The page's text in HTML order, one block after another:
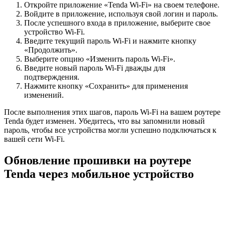
Откройте приложение «Tenda Wi-Fi» на своем телефоне.
Войдите в приложение, используя свой логин и пароль.
После успешного входа в приложение, выберите свое
устройство Wi-Fi.
Введите текущий пароль Wi-Fi и нажмите кнопку
«Продолжить».
Выберите опцию «Изменить пароль Wi-Fi».
Введите новый пароль Wi-Fi дважды для
подтверждения.
Нажмите кнопку «Сохранить» для применения
изменений.
После выполнения этих шагов, пароль Wi-Fi на вашем роутере
Tenda будет изменен. Убедитесь, что вы запомнили новый
пароль, чтобы все устройства могли успешно подключаться к
вашей сети Wi-Fi.
Обновление прошивки на роутере
Tenda через мобильное устройство